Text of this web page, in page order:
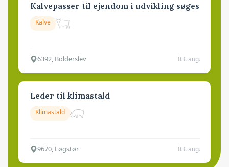
Kalvepasser til ejendom i udvikling søges
Kalve
6392, Bolderslev 03. aug.
Leder til klimastald
Klimastald
9670, Løgstør 03. aug.